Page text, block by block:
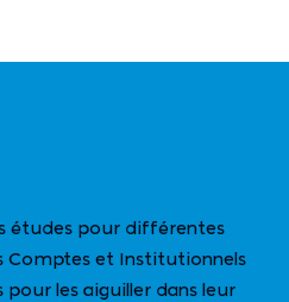
études pour différentes
Comptes et Institutionnels
les aiguiller dans leur